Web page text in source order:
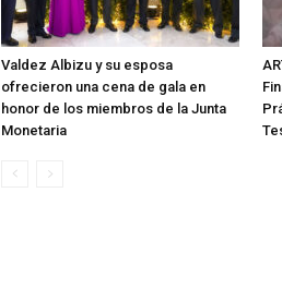
Valdez Albizu y su esposa
ofrecieron una cena de gala en
honor de los miembros de la Junta
Monetaria